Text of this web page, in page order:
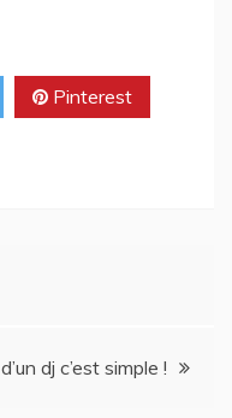
Pinterest
dj c’est simple !